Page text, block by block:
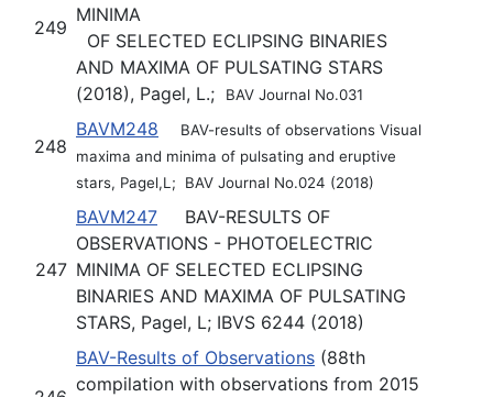
249
MINIMA
OF SELECTED ECLIPSING BINARIES
AND MAXIMA OF PULSATING STARS
(2018), Pagel, L.;
BAV Journal No.031
248
BAVM248
BAV-results of observations Visual
maxima and minima of pulsating and eruptive
stars, Pagel,L; BAV Journal No.024 (2018)
247
BAVM247 BAV-RESULTS OF
OBSERVATIONS - PHOTOELECTRIC
MINIMA OF SELECTED ECLIPSING
BINARIES AND MAXIMA OF PULSATING
STARS, Pagel, L; IBVS 6244 (2018)
BAV-Results of Observations (88th
compilation with observations from 2015